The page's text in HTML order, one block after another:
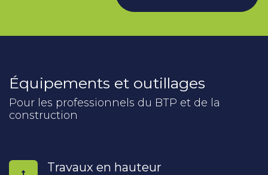
Équipements et outillages
Pour les professionnels du BTP et de la
construction
Travaux en hauteur